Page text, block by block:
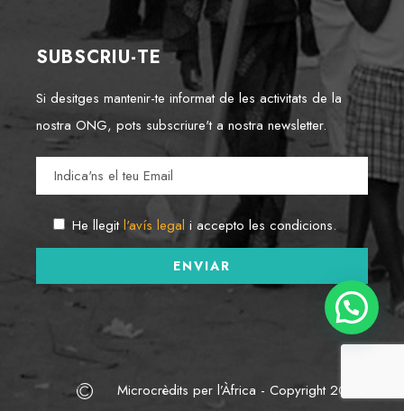
SUBSCRIU-TE
Si desitges mantenir-te informat de les activitats de la
nostra ONG, pots subscriure't a nostra newsletter.
He llegitl'avís legal i accepto les condicions.
Microcrèdits per l’Àfrica - Copyright 2022